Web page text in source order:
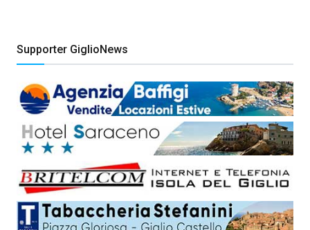
Supporter GiglioNews